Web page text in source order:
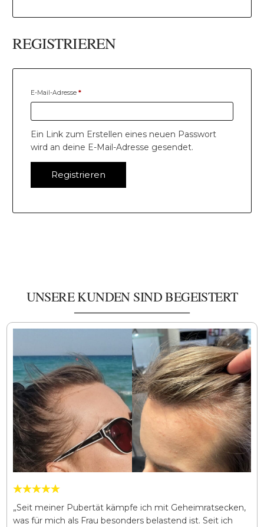
REGISTRIEREN
E-Mail-Adresse*
Ein Link zum Erstellen eines neuen Passwort
wird an deine E-Mail-Adresse gesendet.
Registrieren
UNSERE KUNDEN SIND BEGEISTERT
„Seit meiner Pubertät kämpfe ich mit Geheimratsecken,
was für mich als Frau besonders belastend ist. Seit ich